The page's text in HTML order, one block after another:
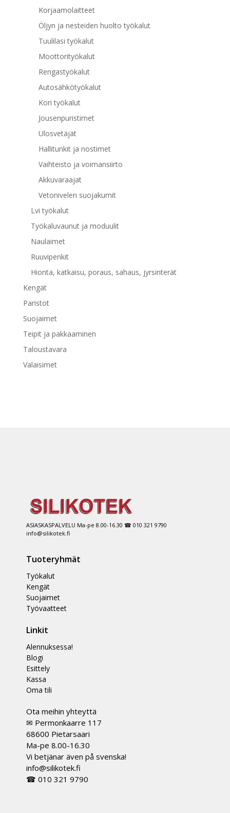
Korjaamolaitteet
Öljyn ja nesteiden huolto työkalut
Tuulilasi työkalut
Moottorityökalut
Rengastyökalut
Autosähkötyökalut
Kori työkalut
Jousenpuristimet
Ulosvetäjät
Hallitunkit ja nostimet
Vaihteisto ja voimansiirto
Akkuvaraajat
Vetonivelen suojakumit
Lvi työkalut
Työkaluvaunut ja moduulit
Naulaimet
Ruuvipenkit
Hionta, katkaisu, poraus, sahaus, jyrsinterät
Kengät
Paristot
Suojaimet
Teipit ja pakkaaminen
Taloustavara
Valaisimet
ASIASKASPALVELU Ma-pe 8.00-16.30 ☎ 010 321 9790
info@silikotek.fi
Tuoteryhmät
Työkalut
Kengät
Suojaimet
Työvaatteet
Linkit
Alennuksessa!
Blogi
Esittely
Kassa
Oma tili
Ota meihin yhteyttä
✉ Permonkaarre 117
68600 Pietarsaari
Ma-pe 8.00-16.30
Vi betjänar även på svenska!
info@silikotek.fi
☎ 010 321 9790